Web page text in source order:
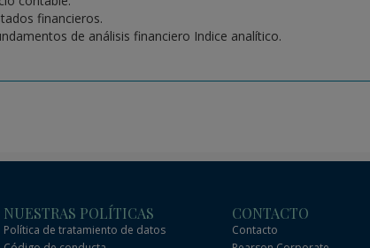
financieros.
de análisis financiero Indice analítico.
NUESTRAS POLÍTICAS
Política de tratamiento de datos
CONTACTO
Contacto